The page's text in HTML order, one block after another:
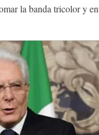
la banda tricolor y